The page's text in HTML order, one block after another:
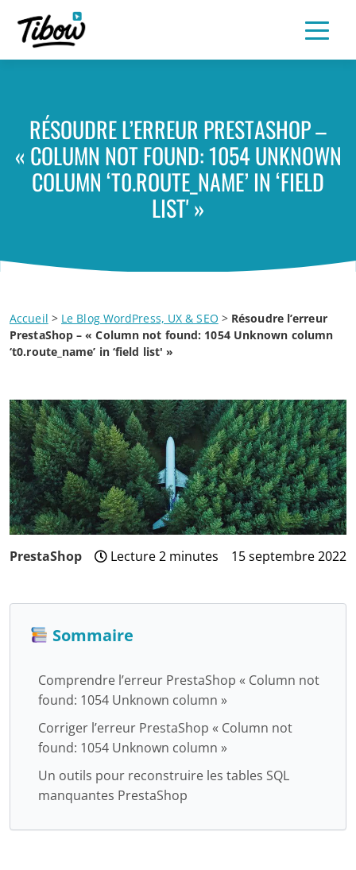
RÉSOUDRE L’ERREUR PRESTASHOP –
« COLUMN NOT FOUND: 1054 UNKNOWN
COLUMN ‘T0.ROUTE_NAME’ IN ‘FIELD
LIST' »
Accueil > Le Blog WordPress, UX & SEO > Résoudre l’erreur
PrestaShop – « Column not found: 1054 Unknown column
‘t0.route_name’ in ‘field list' »
PrestaShop Lecture 2 minutes 15 septembre 2022
3
2024
Sommaire
Comprendre l’erreur PrestaShop « Column not
found: 1054 Unknown column »
Corriger l’erreur PrestaShop « Column not
found: 1054 Unknown column »
Un outils pour reconstruire les tables SQL
manquantes PrestaShop